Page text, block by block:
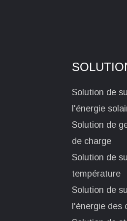
Solution de
l'énergie
Solution de
de charge
Solution de
température
Solution de
l'énergie des